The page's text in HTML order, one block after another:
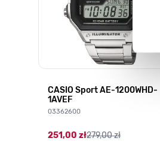
CASIO Sport AE-1200WHD-
1AVEF
03362600
251,00 zł279,00 zł